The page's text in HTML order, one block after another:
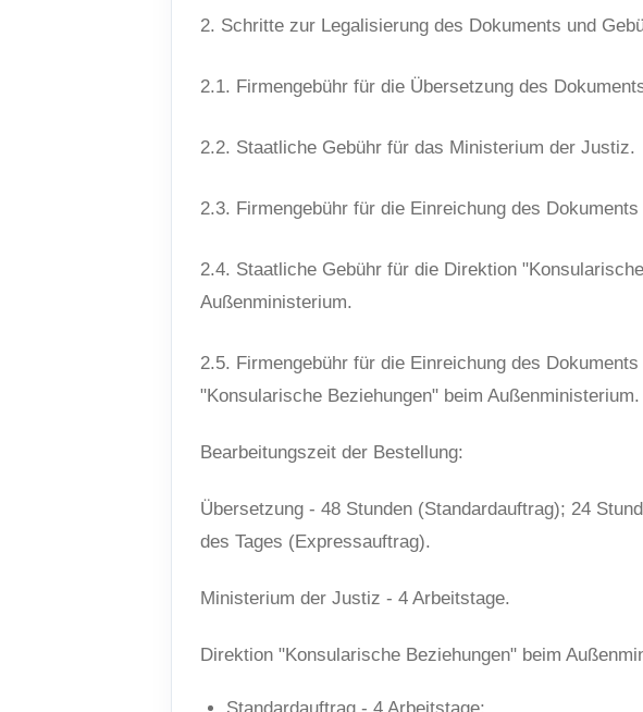
2. Schritte zur Legalisierung des Dokuments und
2.1. Firmengebühr für die Übersetzung des
2.2. Staatliche Gebühr für das Ministerium der Justiz.
2.3. Firmengebühr für die Einreichung des
2.4. Staatliche Gebühr für die Direktion
Außenministerium.
2.5. Firmengebühr für die Einreichung des
"Konsularische Beziehungen" beim Außenministerium.
Bearbeitungszeit der Bestellung:
Übersetzung - 48 Stunden (Standardauftrag); 24
des Tages (Expressauftrag).
Ministerium der Justiz - 4 Arbeitstage.
Direktion "Konsularische Beziehungen" beim
Standardauftrag - 4 Arbeitstage;